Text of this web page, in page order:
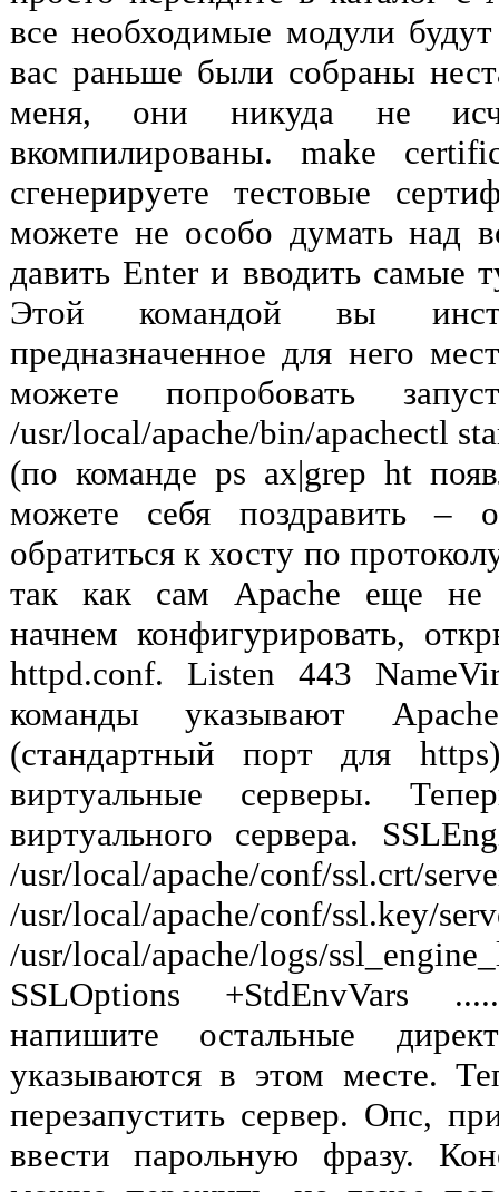
все необходимые модули
вас раньше были собраны
меня, они никуда не
вкомпилированы. make
сгенерируете тестовые
можете не особо думать над
давить Enter и вводить самые
Этой командой вы
предназначенное для него
можете попробовать
/usr/local/apache/bin/apachectl
(по команде ps ax|grep ht
можете себя поздравить –
обратиться к хосту по
так как сам Apache еще не
начнем конфигурировать,
httpd.conf. Listen 443
команды указывают
(стандартный порт для
виртуальные серверы.
виртуального сервера.
/usr/local/apache/conf/ssl.crt/
/usr/local/apache/conf/
/usr/local/apache/logs/
SSLOptions +StdEnvVars
напишите остальные
указываются в этом месте.
перезапустить сервер. Опс,
ввести парольную фразу.